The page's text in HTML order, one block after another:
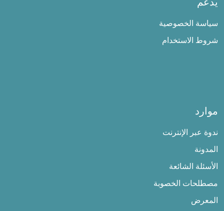
سياسة الخصوصية
شروط الاستخدام
موارد
ندوة عبر الإنترنت
المدونة
الأسئلة الشائعة
مصطلحات الخصوبة
المعرض